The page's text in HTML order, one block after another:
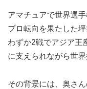
アマチュアで世界選
プロ転向を果たした
わずか2戦でアジア王
に支えられながら世
その背景には、奥さ